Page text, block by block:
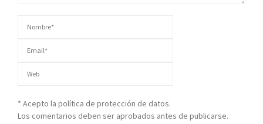
* Acepto la política de protección de datos.
Los comentarios deben ser aprobados antes de publicarse.